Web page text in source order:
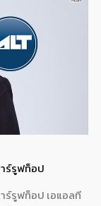
ร์รูฟท็อป
ร์รูฟท็อป เอแอลที